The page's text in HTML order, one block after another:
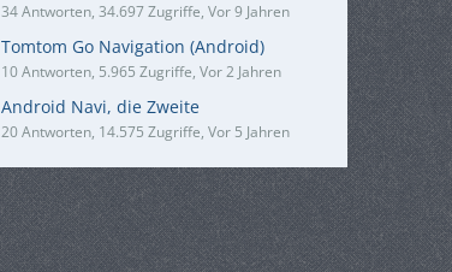
34 Antworten, 34.697 Zugriffe, Vor 9 Jahren
Tomtom Go Navigation (Android)
10 Antworten, 5.965 Zugriffe, Vor 2 Jahren
Android Navi, die Zweite
20 Antworten, 14.575 Zugriffe, Vor 5 Jahren